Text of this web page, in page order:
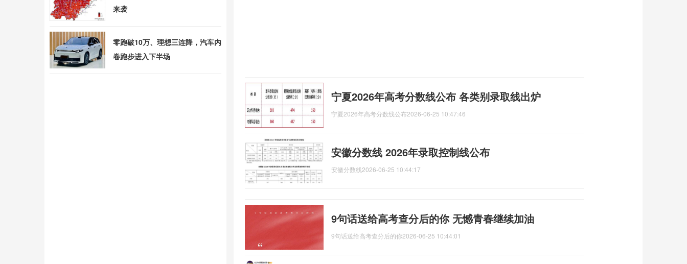
宁夏2026年高考分数线公布 各类别录取线出炉
宁夏2026年高考分数线公布2026-06-25 10:47:46
安徽分数线 2026年录取控制线公布
安徽分数线2026-06-25 10:44:17
9句话送给高考查分后的你 无憾青春继续加油
9句话送给高考查分后的你2026-06-25 10:44:01
来袭
零跑破10万、理想三连降，汽车内
卷跑步进入下半场